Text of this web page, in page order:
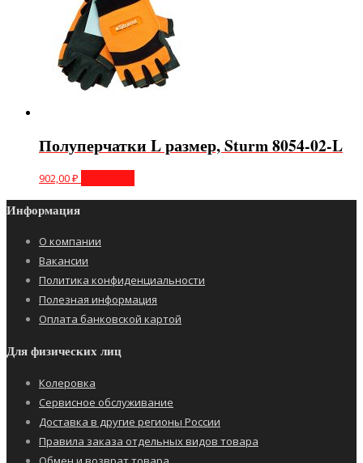
Полуперчатки L размер, Sturm 8054-02-L
902,00₽
Информация
О компании
Вакансии
Политика конфиденциальности
Полезная информация
Оплата банковской картой
Для физических лиц
Колеровка
Сервисное обслуживание
Доставка в другие регионы России
Правила заказа отдельных видов товара